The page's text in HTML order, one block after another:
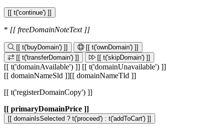
[[ t('continue') ]]
* [[ freeDomainNoteText ]]
[[ t('buyDomain') ]]
[[ t('ownDomain') ]]
[[ t('transferDomain') ]]
[[ t('skipDomain') ]]
[[ t('domainAvailable') ]] [[ t('domainUnavailable') ]]
[[ domainNameSld ]][[ domainNameTld ]]
[[ t('registerDomainCopy') ]]
[[ primaryDomainPrice ]]
[[ domainIsSelected ? t('proceed') : t('addToCart') ]]